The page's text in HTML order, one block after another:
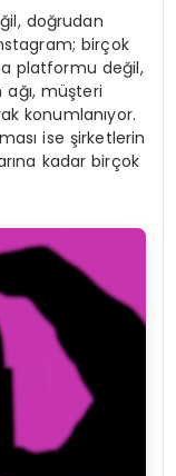
doğrudan
birçok
platformu değil,
müşteri
konumlanıyor.
ise şirketlerin
kadar birçok